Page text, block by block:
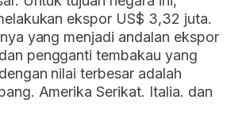
ekspor US$ 3,32 juta.
yang menjadi andalan ekspor
pengganti tembakau yang
nilai terbesar adalah
Amerika Serikat. Italia. dan